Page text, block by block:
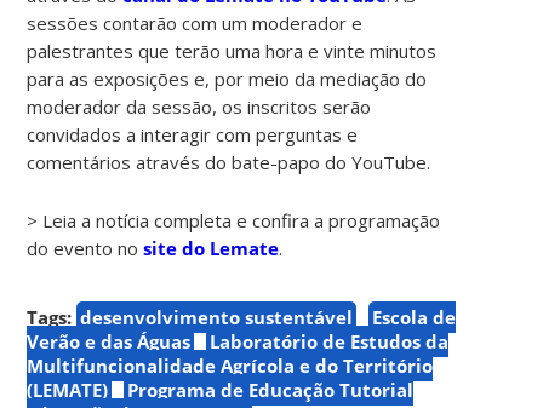
sessões contarão com um moderador e
palestrantes que terão uma hora e vinte minutos
para as exposições e, por meio da mediação do
moderador da sessão, os inscritos serão
convidados a interagir com perguntas e
comentários através do bate-papo do YouTube.
> Leia a notícia completa e confira a programação
do evento nosite do Lemate.
Tags: desenvolvimento sustentável
Escola de
Verão e das Águas
Laboratório de Estudos da
Multifuncionalidade Agrícola e do Território
(LEMATE)
Programa de Educação Tutorial